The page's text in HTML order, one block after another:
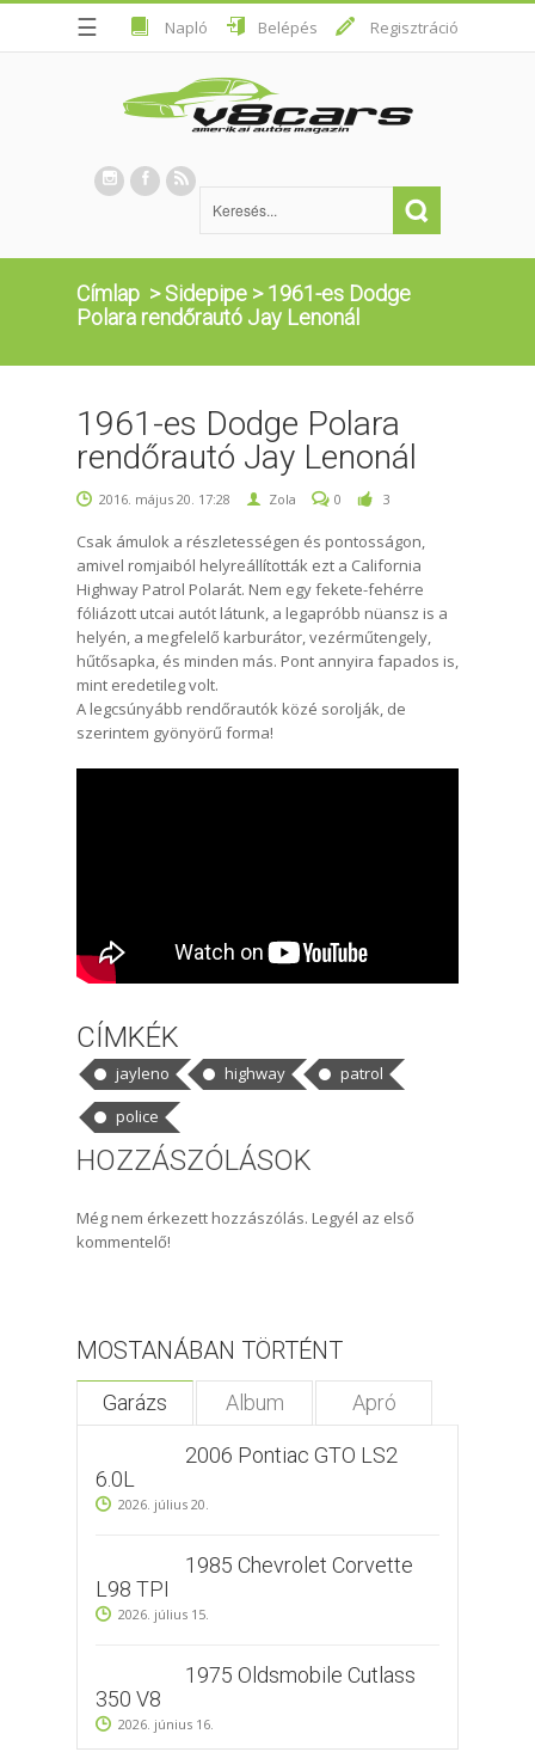
☰ Napló Belépés Regisztráció
Címlap >Sidepipe >1961-es Dodge
Polara rendőrautó Jay Lenonál
1961-es Dodge Polara
rendőrautó Jay Lenonál
2016. május 20. 17:28 Zola 0 3
Csak ámulok a részletességen és pontosságon,
amivel romjaiból helyreállították ezt a California
Highway Patrol Polarát. Nem egy fekete-fehérre
fóliázott utcai autót látunk, a legapróbb nüansz is a
helyén, a megfelelő karburátor, vezérműtengely,
hűtősapka, és minden más. Pont annyira fapados is,
mint eredetileg volt.
A legcsúnyább rendőrautók közé sorolják, de
szerintem gyönyörű forma!
CÍMKÉK
jayleno highway
patrol
police
HOZZÁSZÓLÁSOK
Még nem érkezett hozzászólás. Legyél az első
kommentelő!
MOSTANÁBAN TÖRTÉNT
Garázs Album Apró
2006 Pontiac GTO LS2
6.0L
2026. július 20.
1985 Chevrolet Corvette
L98 TPI
2026. július 15.
1975 Oldsmobile Cutlass
350 V8
2026. június 16.